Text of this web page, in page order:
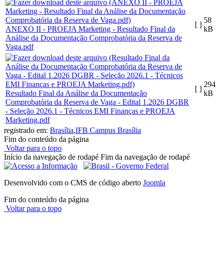
ANEXO II - PROEJA Marketing - Resultado Final da
Análise da Documentação Comprobatória da Reserva de
Vaga.pdf
[ ]
58
kB
Resultado Final da Análise da Documentação
Comprobatória da Reserva de Vaga - Edital 1.2026 DGBR
- Seleção 2026.1 - Técnicos EMI Finanças e PROEJA
Marketing.pdf
[ ]
294
kB
registrado em: Brasília,IFB Campus Brasília
Fim do conteúdo da página
Voltar para o topo
Início da navegação de rodapé Fim da navegação de rodapé
Desenvolvido com o CMS de código aberto Joomla
Fim do conteúdo da página
Voltar para o topo